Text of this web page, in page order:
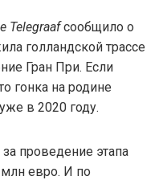
Telegraafсообщило о
голландской трассе
Гран При. Если
гонка на родине
в 2020 году.
проведение этапа
евро. И по